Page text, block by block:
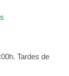
Tardes de